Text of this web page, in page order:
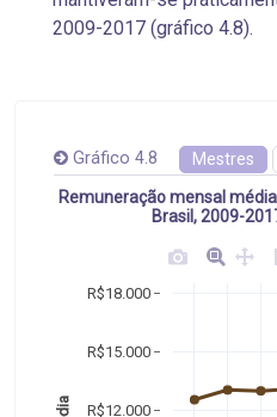
2009-2017 (gráfico 4.8).
Gráfico 4.8 Mestres
Remuneração mensal
Brasil, 2009-
R$12.000
R$15.000
R$18.000